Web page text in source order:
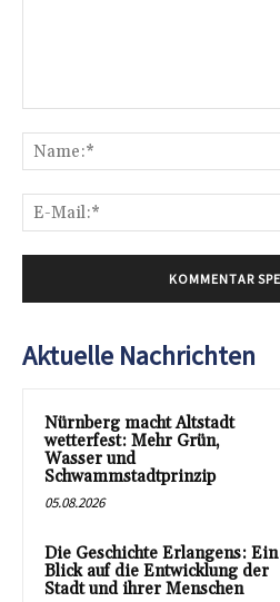
Aktuelle Nachrichten
Nürnberg macht Altstadt
wetterfest: Mehr Grün,
Wasser und
Schwammstadtprinzip
05.08.2026
Die Geschichte Erlangens: Ein
Blick auf die Entwicklung der
Stadt und ihrer Menschen